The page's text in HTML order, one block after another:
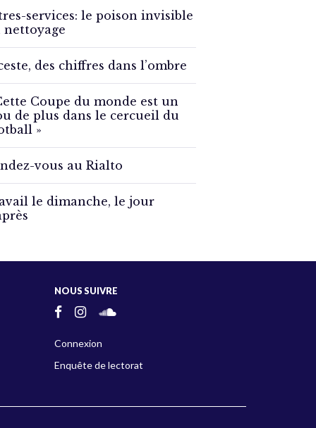
services: le poison invisible
nettoyage
des chiffres dans l’ombre
Coupe du monde est un
de plus dans le cercueil du
»
vous au Rialto
le dimanche, le jour
NOUS SUIVRE
Connexion
Enquête de lectorat